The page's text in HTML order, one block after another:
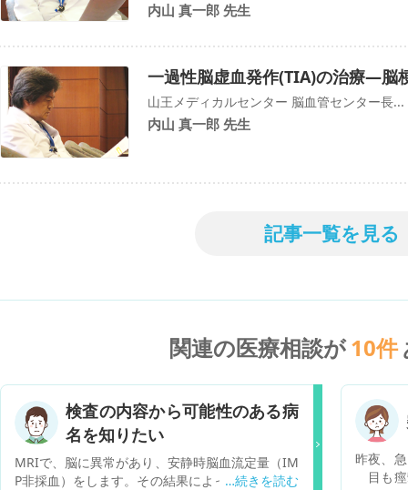
内山 真一郎 先生
一過性脳虚血発作(TIA)の治療―脳
山王メディカルセンター 脳血管センター長...
内山 真一郎 先生
記事一覧を見る
関連の医療相談が10件
検査の内容から可能性のある病
名を知りたい
MRIで、脳に異常があり、安静時脳血流定量（IM
P非採血）をします。その結果によっては、造影C
昨夜、
目も